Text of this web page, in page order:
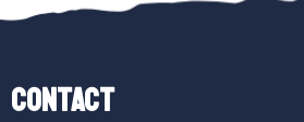
Contact